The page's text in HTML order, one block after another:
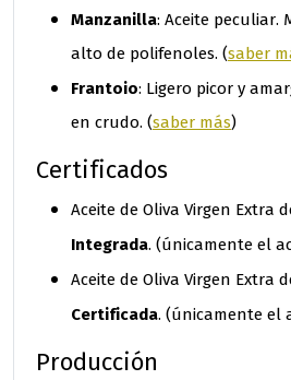
Manzanilla: Aceite peculiar.
alto de polifenoles. (saber
Frantoio: Ligero picor y
en crudo. (saber más)
Certificados
Aceite de Oliva Virgen Extra
Integrada. (únicamente el
Aceite de Oliva Virgen Extra
Certificada. (únicamente el
Producción